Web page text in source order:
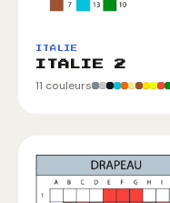
ITALIE
ITALIE 2
11 couleurs